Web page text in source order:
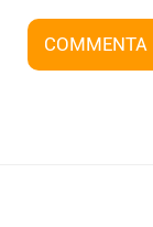
COMMENTA